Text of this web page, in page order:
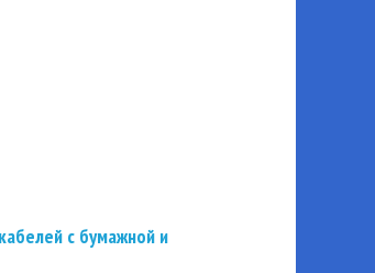
с бумажной и